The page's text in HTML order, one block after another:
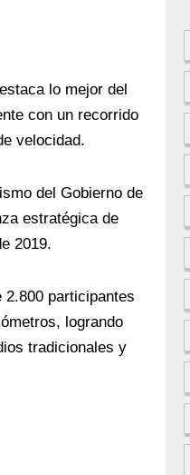
lo mejor del
con un recorrido
velocidad.
del Gobierno de
estratégica de
2019.
2.800 participantes
logrando
tradicionales y